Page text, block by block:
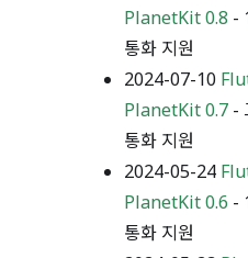
PlanetKit 0.8 -
통화 지원
2024-07-10
PlanetKit 0.7 -
통화 지원
2024-05-24
PlanetKit 0.6 -
통화 지원